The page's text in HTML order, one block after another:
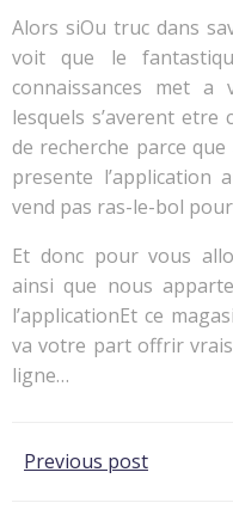
Alors siOu truc dans
voit que le
connaissances met
lesquels s’averent
de recherche parce
presente
vend pas ras-le-bol
Et donc pour vous
ainsi que nous
l’applicationEt ce
va votre part offrir
ligne…
Post
Previous post